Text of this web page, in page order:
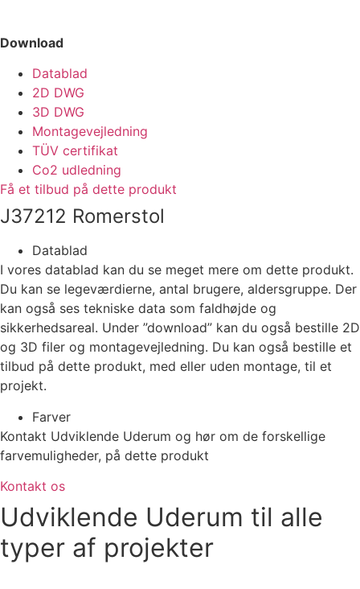
Download
Datablad
2D DWG
3D DWG
Montagevejledning
TÜV certifikat
Co2 udledning
Få et tilbud på dette produkt
J37212 Romerstol
Datablad
I vores datablad kan du se meget mere om dette produkt.
Du kan se legeværdierne, antal brugere, aldersgruppe. Der
kan også ses tekniske data som faldhøjde og
sikkerhedsareal. Under ”download” kan du også bestille 2D
og 3D filer og montagevejledning. Du kan også bestille et
tilbud på dette produkt, med eller uden montage, til et
projekt.
Farver
Kontakt Udviklende Uderum og hør om de forskellige
farvemuligheder, på dette produkt
Kontakt os
Udviklende Uderum til alle
typer af projekter